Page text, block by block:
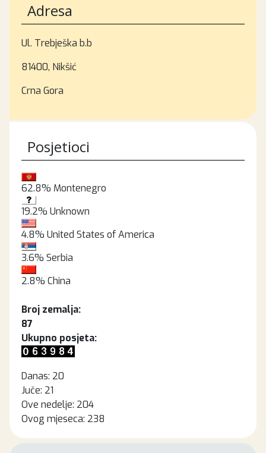
Adresa
Ul. Trebješka b.b
81400, Nikšić
Crna Gora
Posjetioci
62.8% Montenegro
19.2% Unknown
4.8% United States of America
3.6% Serbia
2.8% China
Broj zemalja:
87
Ukupno posjeta:
Danas: 20
Juče: 21
Ove nedelje: 204
Ovog mjeseca: 238